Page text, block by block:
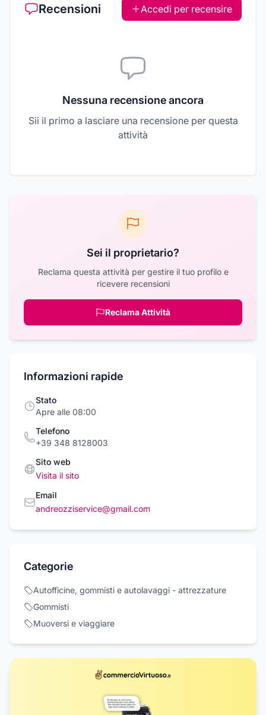
Recensioni Accedi per recensire
Nessuna recensione ancora
Sii il primo a lasciare una recensione per questa
attività
Sei il proprietario?
Reclama questa attività per gestire il tuo profilo e
ricevere recensioni
Reclama Attività
Informazioni rapide
Stato
Apre alle 08:00
Telefono
+39 348 8128003
Sito web
Visita il sito
Email
andreozziservice@gmail.com
Categorie
Autofficine, gommisti e autolavaggi - attrezzature
Gommisti
Muoversi e viaggiare